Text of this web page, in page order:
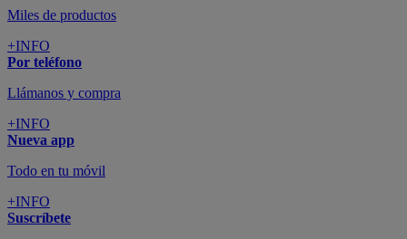
Miles de productos
+INFO
Por teléfono
Llámanos y compra
+INFO
Nueva app
Todo en tu móvil
+INFO
Suscríbete